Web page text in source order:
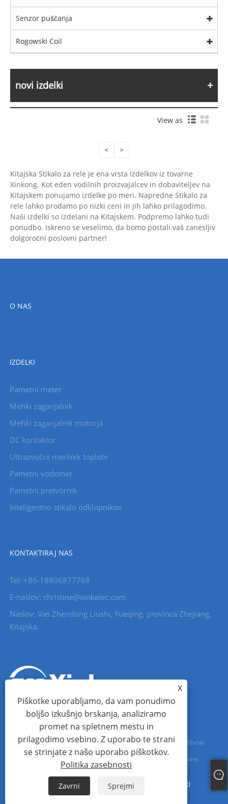
Senzor puščanja
Rogowski Coil
novi izdelki
View as
< >
Kitajska Stikalo za rele je ena vrsta izdelkov iz tovarne
Xinkong. Kot eden vodilnih proizvajalcev in dobaviteljev na
Kitajskem ponujamo izdelke po meri. Napredne Stikalo za
rele lahko prodamo po nizki ceni in jih lahko prilagodimo.
Naši izdelki so izdelani na Kitajskem. Podpremo lahko tudi
ponudbo. Iskreno se veselimo, da bomo postali vaš zanesljiv
dolgoročni poslovni partner!
O NAS
IZDELKI
Pametni meter
Mehki zaganjalnik
Mehki zaganjalnik motorja
DC kontaktor
Ultrazvočni merilnik toplote
Pametni vodomer
Pametni pretvornik
Inteligentno stikalo odklopnikov
KONTAKTIRAJ NAS
Tel: +86-18806877768
E-naslov: christine@xinkelec.com
Naslov: Vas Zhendong Liushi, Yueqing, provinca Zhejiang,
Kitajska.
Avtorske pravice © 2023 Wenzhou Xinkong Imp&exp Co., Ltd. - Mehki
zaganjalnik, vodomer, ultrazvočni vodomer - Vse pravice pridržane.
Sitemap XML Politika zasebnosti
X
Piškotke uporabljamo, da vam ponudimo
boljšo izkušnjo brskanja, analiziramo
promet na spletnem mestu in
prilagodimo vsebino. Z uporabo te strani
se strinjate z našo uporabo piškotkov.
Politika zasebnosti
Zavrni Sprejmi